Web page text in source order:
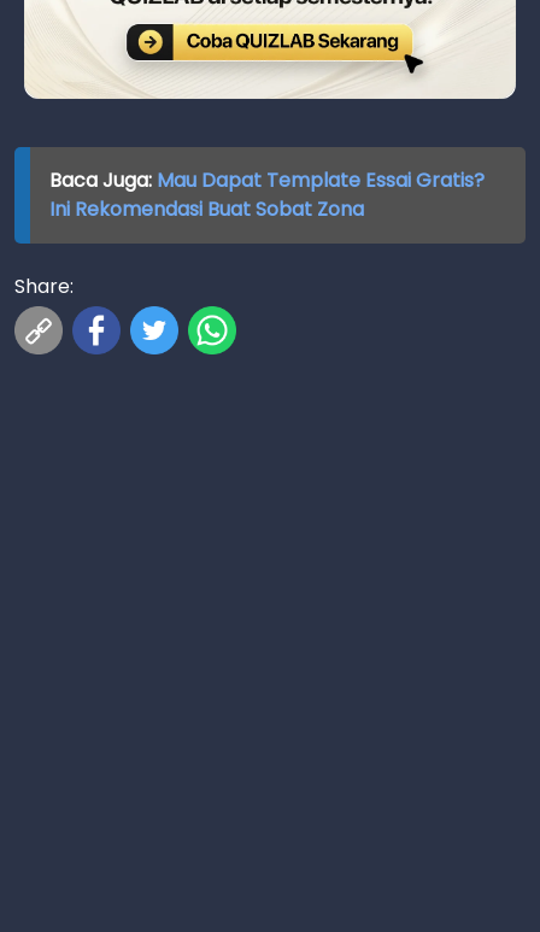
Baca Juga: Mau Dapat Template Essai Gratis?
Ini Rekomendasi Buat Sobat Zona
Share: